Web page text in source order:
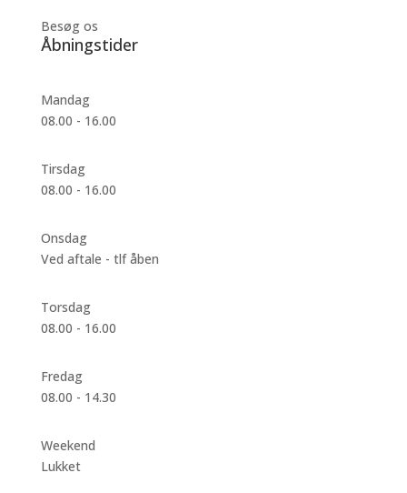
Besøg os
Åbningstider
Mandag
08.00 - 16.00
Tirsdag
08.00 - 16.00
Onsdag
Ved aftale - tlf åben
Torsdag
08.00 - 16.00
Fredag
08.00 - 14.30
Weekend
Lukket